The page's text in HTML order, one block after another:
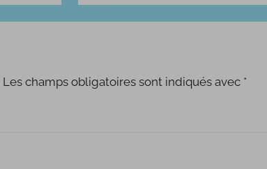
Les champs obligatoires sont indiqués avec *